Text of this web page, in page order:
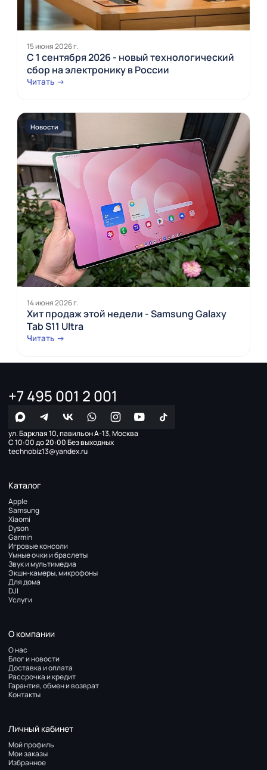
15 июня 2026 г.
С 1 сентября 2026 - новый технологический
сбор на электронику в России
Читать →
Новости
14 июня 2026 г.
Хит продаж этой недели - Samsung Galaxy
Tab S11 Ultra
Читать →
+7 495 001 2 001
ул. Барклая 10, павильон А-13, Москва
С 10:00 до 20:00 Без выходных
technobiz13@yandex.ru
Каталог
Apple
Samsung
Xiaomi
Dyson
Garmin
Игровые консоли
Умные очки и браслеты
Звук и мультимедиа
Экшн-камеры, микрофоны
Для дома
DJI
Услуги
О компании
О нас
Блог и новости
Доставка и оплата
Рассрочка и кредит
Гарантия, обмен и возврат
Контакты
Личный кабинет
Мой профиль
Мои заказы
Избранное